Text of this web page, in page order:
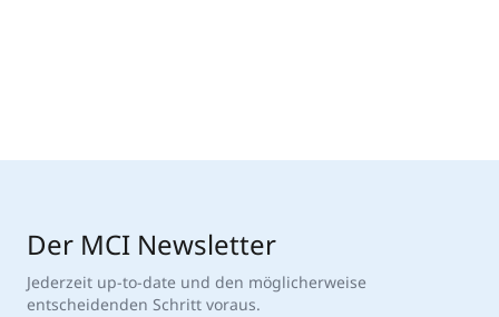
Der MCI Newsletter
Jederzeit up-to-date und den möglicherweise
entscheidenden Schritt voraus.